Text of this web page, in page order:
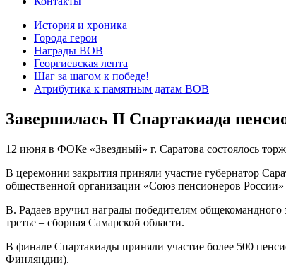
История и хроника
Города герои
Награды ВОВ
Георгиевская лента
Шаг за шагом к победе!
Атрибутика к памятным датам ВОВ
Завершилась II Спартакиада
12 июня в ФОКе «Звездный» г. Саратова состоялось
В церемонии закрытия приняли участие губернатор
общественной организации «Союз пенсионеров
В. Радаев вручил награды победителям общекомандного
третье – сборная Самарской области.
В финале Спартакиады приняли участие более 500
Финляндии).